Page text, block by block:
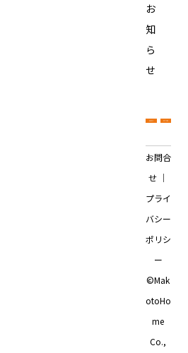
お
知
ら
せ
お問合
せ ｜
プライ
バシー
ポリシ
ー
©Mak
otoHo
me
Co.,